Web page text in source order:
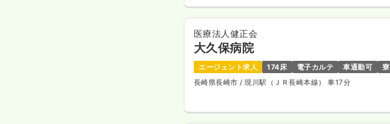
医療法人健正会
大久保病院
エージェント求人 174床 電子カルテ 車通勤可
寮
長崎県長崎市 / 現川駅（ＪＲ長崎本線） 車17分